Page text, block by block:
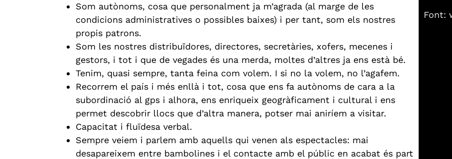
Som autònoms, cosa que personalment ja m’agrada (al marge de les
condicions administratives o possibles baixes) i per tant, som els nostres
propis patrons.
Som les nostres distribuïdores, directores, secretàries, xofers, mecenes i
gestors, i tot i que de vegades és una merda, moltes d’altres ja ens està bé.
Tenim, quasi sempre, tanta feina com volem. I si no la volem, no l’agafem.
Recorrem el país i més enllà i tot, cosa que ens fa autònoms de cara a la
subordinació al gps i alhora, ens enriqueix geogràficament i cultural i ens
permet descobrir llocs que d’altra manera, potser mai aniríem a visitar.
Capacitat i fluïdesa verbal.
Sempre veiem i parlem amb aquells qui venen als espectacles: mai
desapareixem entre bambolines i el contacte amb el públic en acabat és part
Font: